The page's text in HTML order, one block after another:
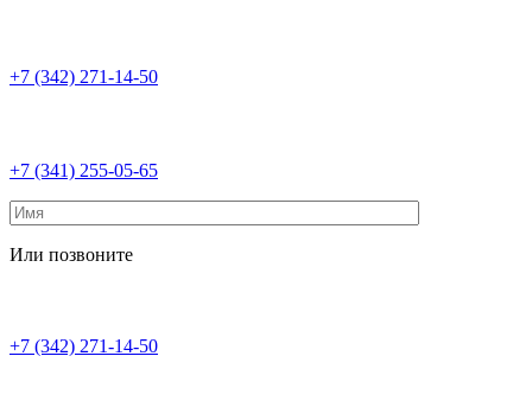
+7 (342) 271-14-50
+7 (341) 255-05-65
Или позвоните
+7 (342) 271-14-50